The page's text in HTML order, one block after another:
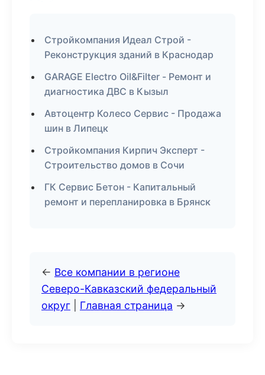
Стройкомпания Идеал Строй -
Реконструкция зданий в Краснодар
GARAGE Electro Oil&Filter - Ремонт и
диагностика ДВС в Кызыл
Автоцентр Колесо Сервис - Продажа
шин в Липецк
Стройкомпания Кирпич Эксперт -
Строительство домов в Сочи
ГК Сервис Бетон - Капитальный
ремонт и перепланировка в Брянск
← Все компании в регионе
Северо-Кавказский федеральный
округ
Главная страница →